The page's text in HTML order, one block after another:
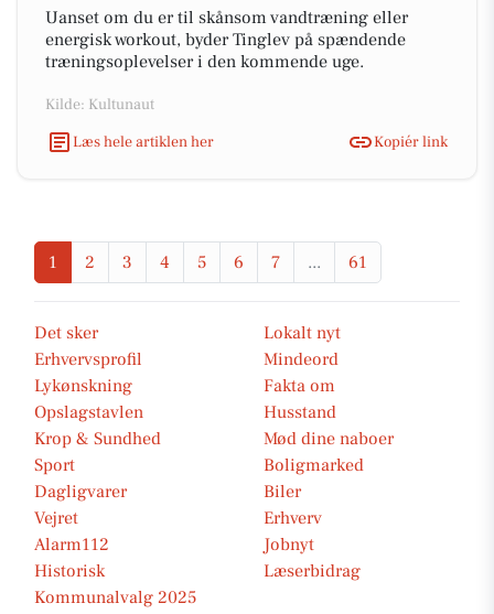
Uanset om du er til skånsom vandtræning eller
energisk workout, byder Tinglev på spændende
træningsoplevelser i den kommende uge.
Kilde: Kultunaut
Læs hele artiklen her
Kopiér link
1 2 3 4 5 6 7 ... 61
Det sker
Lokalt nyt
Erhvervsprofil
Mindeord
Lykønskning
Fakta om
Opslagstavlen
Husstand
Krop & Sundhed
Mød dine naboer
Sport
Boligmarked
Dagligvarer
Biler
Vejret
Erhverv
Alarm112
Jobnyt
Historisk
Læserbidrag
Kommunalvalg 2025